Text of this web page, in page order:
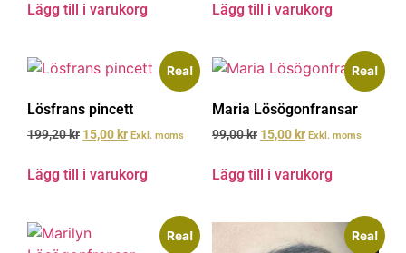
Lägg till i varukorg Lägg till i varukorg
Rea!
Lösfrans pincett
199,20kr 15,00 kr Exkl. moms
Lägg till i varukorg
Rea!
Maria Lösögonfransar
99,00kr 15,00 kr Exkl. moms
Lägg till i varukorg
Rea! Rea!